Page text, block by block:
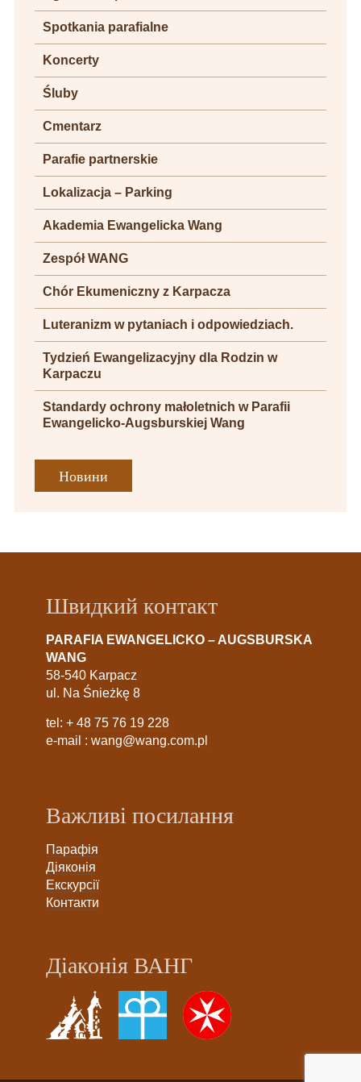
Spotkania parafialne
Koncerty
Śluby
Cmentarz
Parafie partnerskie
Lokalizacja – Parking
Akademia Ewangelicka Wang
Zespół WANG
Chór Ekumeniczny z Karpacza
Luteranizm w pytaniach i odpowiedziach.
Tydzień Ewangelizacyjny dla Rodzin w
Karpaczu
Standardy ochrony małoletnich w Parafii
Ewangelicko-Augsburskiej Wang
Новини
Швидкий контакт
PARAFIA EWANGELICKO – AUGSBURSKA
WANG
58-540 Karpacz
ul. Na Śnieżkę 8
tel: + 48 75 76 19 228
e-mail : wang@wang.com.pl
Важливі посилання
Парафія
Діяконія
Екскурсії
Контакти
Діаконія ВАНГ